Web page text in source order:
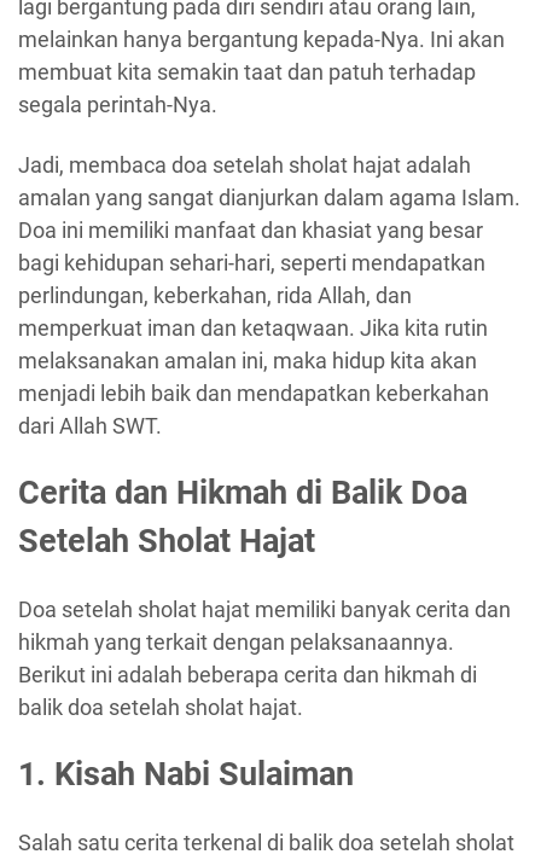
lagi bergantung pada diri sendiri atau orang lain,
melainkan hanya bergantung kepada-Nya. Ini akan
membuat kita semakin taat dan patuh terhadap
segala perintah-Nya.
Jadi, membaca doa setelah sholat hajat adalah
amalan yang sangat dianjurkan dalam agama Islam.
Doa ini memiliki manfaat dan khasiat yang besar
bagi kehidupan sehari-hari, seperti mendapatkan
perlindungan, keberkahan, rida Allah, dan
memperkuat iman dan ketaqwaan. Jika kita rutin
melaksanakan amalan ini, maka hidup kita akan
menjadi lebih baik dan mendapatkan keberkahan
dari Allah SWT.
Cerita dan Hikmah di Balik Doa
Setelah Sholat Hajat
Doa setelah sholat hajat memiliki banyak cerita dan
hikmah yang terkait dengan pelaksanaannya.
Berikut ini adalah beberapa cerita dan hikmah di
balik doa setelah sholat hajat.
1. Kisah Nabi Sulaiman
Salah satu cerita terkenal di balik doa setelah sholat